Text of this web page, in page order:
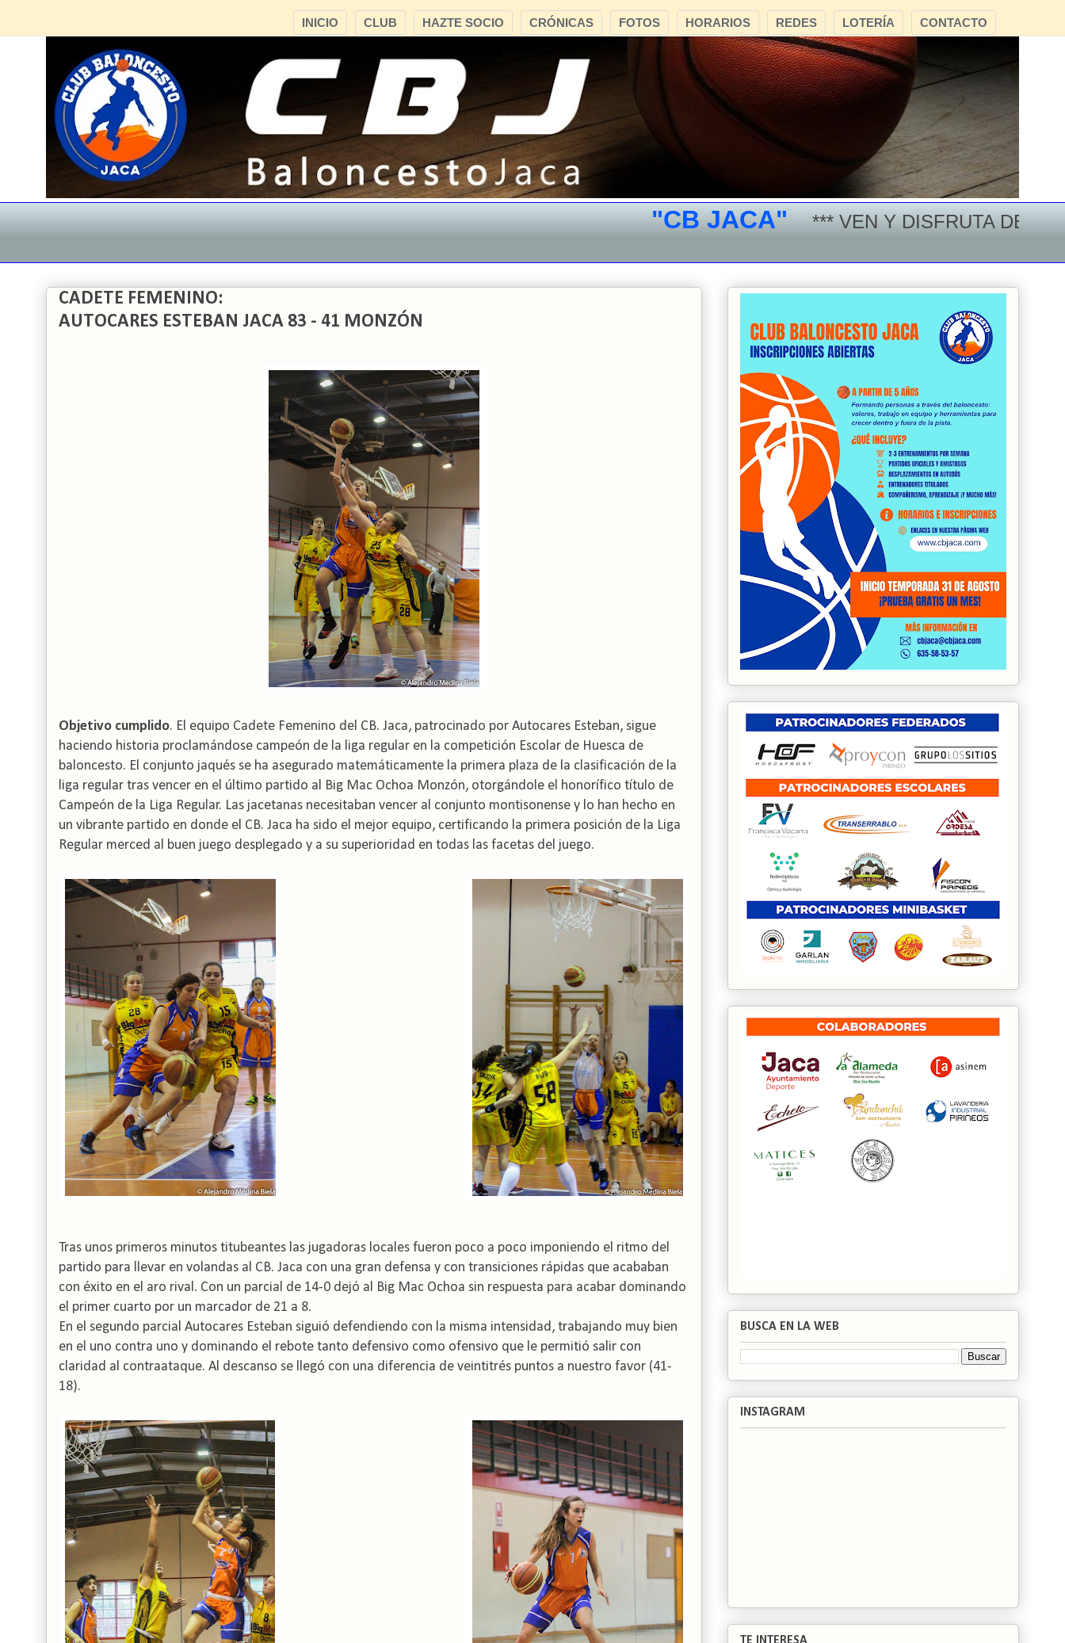
CONTACTO
LOTERÍA
REDES
HORARIOS
FOTOS
CRÓNICAS
HAZTE SOCIO
CLUB
INICIO
"CB JACA" *** VEN Y DISFRUTA DEL
CADETE FEMENINO:
AUTOCARES ESTEBAN JACA 83 - 41 MONZÓN
Objetivo cumplido. El equipo Cadete Femenino del CB. Jaca, patrocinado por Autocares Esteban, sigue
haciendo historia proclamándose campeón de la liga regular en la competición Escolar de Huesca de
baloncesto. El conjunto jaqués se ha asegurado matemáticamente la primera plaza de la clasificación de la
liga regular tras vencer en el último partido al Big Mac Ochoa Monzón, otorgándole el honorífico título de
Campeón de la Liga Regular. Las jacetanas necesitaban vencer al conjunto montisonense y lo han hecho en
un vibrante partido en donde el CB. Jaca ha sido el mejor equipo, certificando la primera posición de la Liga
Regular merced al buen juego desplegado y a su superioridad en todas las facetas del juego.
Tras unos primeros minutos titubeantes las jugadoras locales fueron poco a poco imponiendo el ritmo del
partido para llevar en volandas al CB. Jaca con una gran defensa y con transiciones rápidas que acababan
con éxito en el aro rival. Con un parcial de 14-0 dejó al Big Mac Ochoa sin respuesta para acabar dominando
el primer cuarto por un marcador de 21 a 8.
En el segundo parcial Autocares Esteban siguió defendiendo con la misma intensidad, trabajando muy bien
en el uno contra uno y dominando el rebote tanto defensivo como ofensivo que le permitió salir con
claridad al contraataque. Al descanso se llegó con una diferencia de veintitrés puntos a nuestro favor (41-
18).
BUSCA EN LA WEB
INSTAGRAM
TE INTERESA